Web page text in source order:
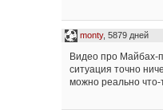
monty, 5879 дней
Видео про Майбах-
ситуация точно
можно реально что-